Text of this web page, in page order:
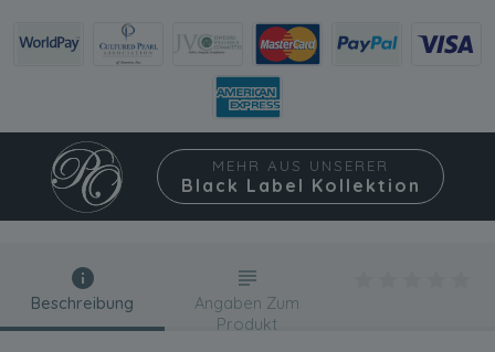
MEHR AUS UNSERER
Black Label Kollektion
Beschreibung
Angaben Zum
Produkt